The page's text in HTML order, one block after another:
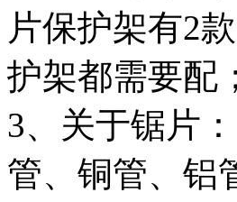
片保护架有2
护架都需要配；
3、关于锯片
管、铜管、铝